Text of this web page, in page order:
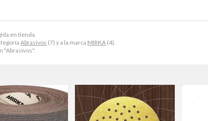
en tienda.
Abrasivos (7) y a la marca MIRKA (4).
"Abrasivos".